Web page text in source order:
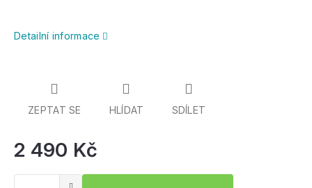
2 490 Kč
Detailní informace
ZEPTAT SE HLÍDAT SDÍLET